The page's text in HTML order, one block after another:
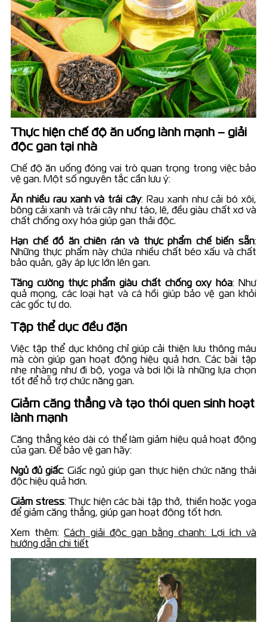
Thực hiện chế độ ăn uống lành mạnh – giải
độc gan tại nhà
Chế độ ăn uống đóng vai trò quan trọng trong việc bảo
vệ gan. Một số nguyên tắc cần lưu ý:
Ăn nhiều rau xanh và trái cây: Rau xanh như cải bó xôi,
bông cải xanh và trái cây như táo, lê, đều giàu chất xơ và
chất chống oxy hóa giúp gan thải độc.
Hạn chế đồ ăn chiên rán và thực phẩm chế biến sẵn:
Những thực phẩm này chứa nhiều chất béo xấu và chất
bảo quản, gây áp lực lớn lên gan.
Tăng cường thực phẩm giàu chất chống oxy hóa: Như
quả mọng, các loại hạt và cá hồi giúp bảo vệ gan khỏi
các gốc tự do.
Tập thể dục đều đặn
Việc tập thể dục không chỉ giúp cải thiện lưu thông máu
mà còn giúp gan hoạt động hiệu quả hơn. Các bài tập
nhẹ nhàng như đi bộ, yoga và bơi lội là những lựa chọn
tốt để hỗ trợ chức năng gan.
Giảm căng thẳng và tạo thói quen sinh hoạt
lành mạnh
Căng thẳng kéo dài có thể làm giảm hiệu quả hoạt động
của gan. Để bảo vệ gan hãy:
Ngủ đủ giấc: Giấc ngủ giúp gan thực hiện chức năng thải
độc hiệu quả hơn.
Giảm stress: Thực hiện các bài tập thở, thiền hoặc yoga
để giảm căng thẳng, giúp gan hoạt động tốt hơn.
Xem thêm:Cách giải độc gan bằng chanh: Lợi ích và
hướng dẫn chi tiết